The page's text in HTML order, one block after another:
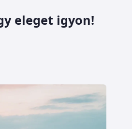
eleget igyon!